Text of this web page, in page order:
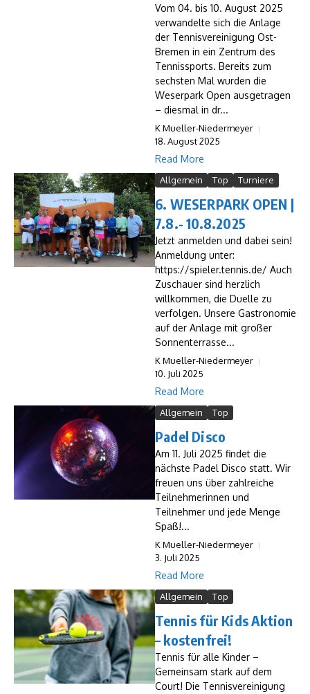
Vom 04. bis 10. August 2025
verwandelte sich die Anlage
der Tennisvereinigung Ost-
Bremen in ein Zentrum des
Tennissports. Bereits zum
sechsten Mal wurden die
Weserpark Open ausgetragen
– diesmal in dr...
K Mueller-Niedermeyer
18. August 2025
Read More
Allgemein Top Turniere
6. WESERPARK OPEN |
7.8.- 10.8.2025
Jetzt anmelden und dabei sein!
Anmeldung unter:
https://spieler.tennis.de/ Auch
Zuschauer sind herzlich
willkommen, die Duelle zu
verfolgen. Unsere Gastronomie
auf der Anlage mit großer
Sonnenterrasse...
K Mueller-Niedermeyer
10. Juli 2025
Read More
Allgemein Top
Padel Disco
Am 11. Juli 2025 findet die
nächste Padel Disco statt. Wir
freuen uns über zahlreiche
Teilnehmerinnen und
Teilnehmer und jede Menge
Spaß!...
K Mueller-Niedermeyer
3. Juli 2025
Read More
Allgemein Top
Tennis für Kids Aktion
– kostenfrei!
Tennis für alle Kinder –
Gemeinsam stark auf dem
Court! Die Tennisvereinigung